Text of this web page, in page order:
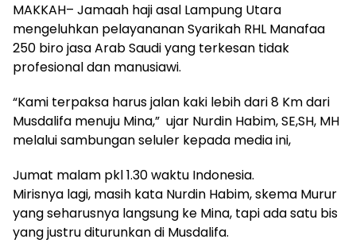
MAKKAH– Jamaah haji asal Lampung Utara
mengeluhkan pelayananan Syarikah RHL Manafaa
250 biro jasa Arab Saudi yang terkesan tidak
profesional dan manusiawi.
“Kami terpaksa harus jalan kaki lebih dari 8 Km dari
Musdalifa menuju Mina,” ujar Nurdin Habim, SE,SH, MH
melalui sambungan seluler kepada media ini,
Jumat malam pkl 1.30 waktu Indonesia.
Mirisnya lagi, masih kata Nurdin Habim, skema Murur
yang seharusnya langsung ke Mina, tapi ada satu bis
yang justru diturunkan di Musdalifa.